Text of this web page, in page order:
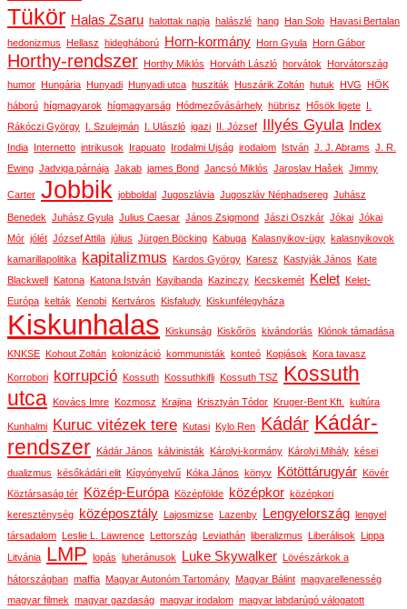
Tükör Halas Zsaru halottak napja halászlé hang Han Solo Havasi Bertalan
hedonizmus Hellasz hidegháború Horn-kormány Horn Gyula Horn Gábor
Horthy-rendszer Horthy Miklós Horváth László horvátok Horvátország
humor Hungária Hunyadi Hunyadi utca husziták Huszárik Zoltán hutuk HVG HÖK
háború hígmagyarok hígmagyarság Hódmezővásárhely hübrisz Hősök ligete I.
Rákóczi György I. Szulejmán I. Ulászló igazi II. József Illyés Gyula Index
India Internetto intrikusok Irapuato Irodalmi Ujság irodalom István J. J. Abrams J. R.
Ewing Jadviga párnája Jakab james Bond Jancsó Miklós Jaroslav Hašek Jimmy
Carter Jobbik jobboldal Jugoszlávia Jugoszláv Néphadsereg Juhász
Benedek Juhász Gyula Julius Caesar János Zsigmond Jászi Oszkár Jókai Jókai
Mór jólét József Attila július Jürgen Böcking Kabuga Kalasnyikov-ügy kalasnyikovok
kamarillapolitika kapitalizmus Kardos György Karesz Kastyják János Kate
Blackwell Katona Katona István Kayibanda Kazinczy Kecskemét Kelet Kelet-
Európa kelták Kenobi Kertváros Kisfaludy Kiskunfélegyháza
Kiskunhalas Kiskunság Kiskőrös kivándorlás Klónok támadása
KNKSE Kohout Zoltán kolonizáció kommunisták konteó Kopjások Kora tavasz
Korrobori korrupció Kossuth Kossuthkifli Kossuth TSZ Kossuth
utca Kovács Imre Kozmosz Krajina Krisztyán Tódor Kruger-Bent Kft. kultúra
Kunhalmi Kuruc vitézek tere Kutasi Kylo Ren Kádár Kádár-
rendszer Kádár János kálvinisták Károlyi-kormány Károlyi Mihály kései
dualizmus későkádári elit Kígyónyelvű Kóka János könyv Kötöttárugyár Kövér
Köztársaság tér
Közép-Európa Középfölde középkor középkori
kereszténység
középosztály Lajosmizse Lazenby Lengyelország lengyel
társadalom Leslie L. Lawrence Lettország Leviathán liberalizmus Liberálisok Lippa
Litvánia LMP lopás luheránusok Luke Skywalker Lövészárkok a
hátországban maffia Magyar Autonóm Tartomány Magyar Bálint magyarellenesség
magyar filmek magyar gazdaság magyar irodalom magyar labdarúgó válogatott